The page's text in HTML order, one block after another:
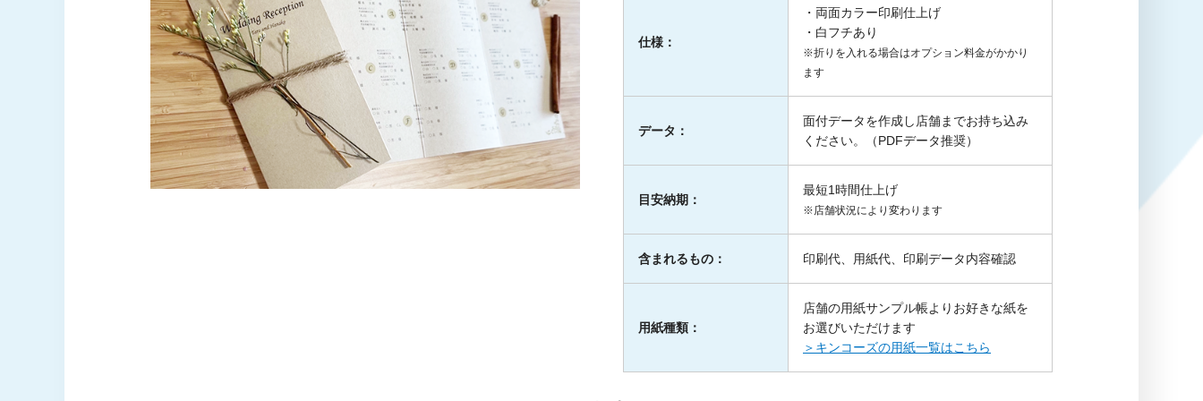
仕様：
・両面カラー印刷仕上げ
・白フチあり
※折りを入れる場合はオプション料金がかかり
ます
データ：
面付データを作成し店舗までお持ち込み
ください。（PDFデータ推奨）
目安納期：
最短1時間仕上げ
※店舗状況により変わります
含まれるもの： 印刷代、用紙代、印刷データ内容確認
用紙種類：
店舗の用紙サンプル帳よりお好きな紙を
お選びいただけます
＞キンコーズの用紙一覧はこちら